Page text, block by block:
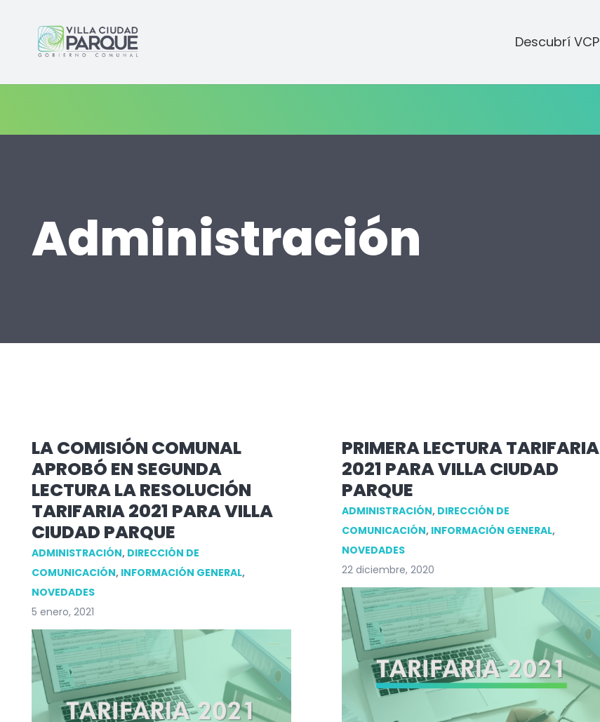
Descubrí VCP
Administración
LA COMISIÓN COMUNAL
APROBÓ EN SEGUNDA
LECTURA LA RESOLUCIÓN
TARIFARIA 2021 PARA VILLA
CIUDAD PARQUE
ADMINISTRACIÓN, DIRECCIÓN DE
COMUNICACIÓN, INFORMACIÓN GENERAL,
NOVEDADES
5 enero, 2021
PRIMERA LECTURA TARIFARIA
2021 PARA VILLA CIUDAD
PARQUE
ADMINISTRACIÓN, DIRECCIÓN DE
COMUNICACIÓN, INFORMACIÓN GENERAL,
NOVEDADES
22 diciembre, 2020